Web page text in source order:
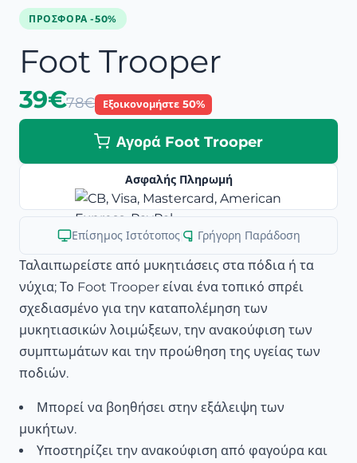
ΠΡΟΣΦΟΡΆ -50%
Foot Trooper
39€78€ Εξοικονομήστε 50%
Αγορά Foot Trooper
Ασφαλής Πληρωμή
Επίσημος Ιστότοπος| Γρήγορη Παράδοση
Ταλαιπωρείστε από μυκητιάσεις στα πόδια ή τα
νύχια; Το Foot Trooper είναι ένα τοπικό σπρέι
σχεδιασμένο για την καταπολέμηση των
μυκητιασικών λοιμώξεων, την ανακούφιση των
συμπτωμάτων και την προώθηση της υγείας των
ποδιών.
Μπορεί να βοηθήσει στην εξάλειψη των
μυκήτων.
Υποστηρίζει την ανακούφιση από φαγούρα και